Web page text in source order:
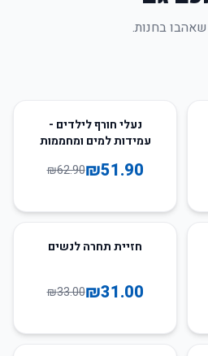
בחנות.
נעלי חורף לילדים -
עמידות למים ומחממות
₪51.90
₪62.90
חזיית תחרה לנשים
₪31.00
₪33.00